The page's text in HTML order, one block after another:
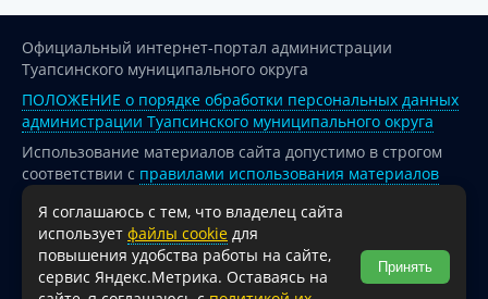
Официальный интернет-портал администрации
Туапсинского муниципального округа
ПОЛОЖЕНИЕ о порядке обработки персональных данных
администрации Туапсинского муниципального округа
Использование материалов сайта допустимо в строгом
соответствии с правилами использования материалов
опубликованных на сайте
При перепечатке и использовании информации ссылка
на источник обязательна.
Для сайтов и страниц сети Интернет обязательна
Я соглашаюсь с тем, что владелец сайта
использует файлы cookie для
повышения удобства работы на сайте,
сервис Яндекс.Метрика. Оставаясь на
Принять